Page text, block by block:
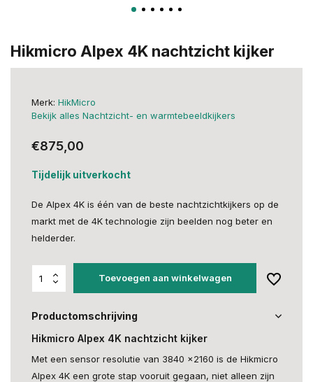
Hikmicro Alpex 4K nachtzicht kijker
Merk: HikMicro
Bekijk alles Nachtzicht- en warmtebeeldkijkers
€875,00
Tijdelijk uitverkocht
De Alpex 4K is één van de beste nachtzichtkijkers op de
markt met de 4K technologie zijn beelden nog beter en
helderder.
Toevoegen aan winkelwagen
Productomschrijving
Hikmicro Alpex 4K nachtzicht kijker
Met een sensor resolutie van 3840 ×2160 is de Hikmicro
Alpex 4K een grote stap vooruit gegaan, niet alleen zijn